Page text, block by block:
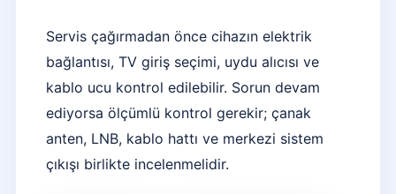
Servis çağırmadan önce cihazın elektrik
bağlantısı, TV giriş seçimi, uydu alıcısı ve
kablo ucu kontrol edilebilir. Sorun devam
ediyorsa ölçümlü kontrol gerekir; çanak
anten, LNB, kablo hattı ve merkezi sistem
çıkışı birlikte incelenmelidir.